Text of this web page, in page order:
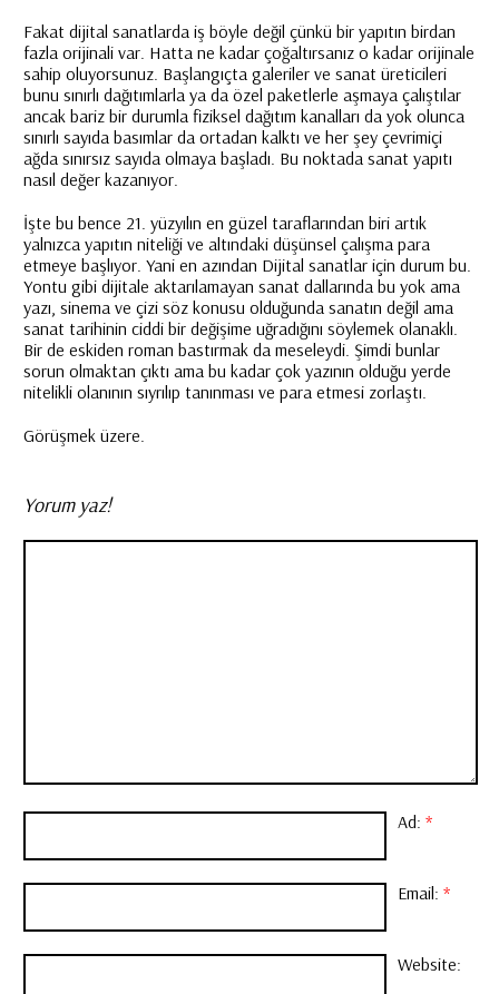
Fakat dijital sanatlarda iş böyle değil çünkü bir yapıtın birdan
fazla orijinali var. Hatta ne kadar çoğaltırsanız o kadar orijinale
sahip oluyorsunuz. Başlangıçta galeriler ve sanat üreticileri
bunu sınırlı dağıtımlarla ya da özel paketlerle aşmaya çalıştılar
ancak bariz bir durumla fiziksel dağıtım kanalları da yok olunca
sınırlı sayıda basımlar da ortadan kalktı ve her şey çevrimiçi
ağda sınırsız sayıda olmaya başladı. Bu noktada sanat yapıtı
nasıl değer kazanıyor.
İşte bu bence 21. yüzyılın en güzel taraflarından biri artık
yalnızca yapıtın niteliği ve altındaki düşünsel çalışma para
etmeye başlıyor. Yani en azından Dijital sanatlar için durum bu.
Yontu gibi dijitale aktarılamayan sanat dallarında bu yok ama
yazı, sinema ve çizi söz konusu olduğunda sanatın değil ama
sanat tarihinin ciddi bir değişime uğradığını söylemek olanaklı.
Bir de eskiden roman bastırmak da meseleydi. Şimdi bunlar
sorun olmaktan çıktı ama bu kadar çok yazının olduğu yerde
nitelikli olanının sıyrılıp tanınması ve para etmesi zorlaştı.
Görüşmek üzere.
Yorum yaz!
Ad: *
Email: *
Website: